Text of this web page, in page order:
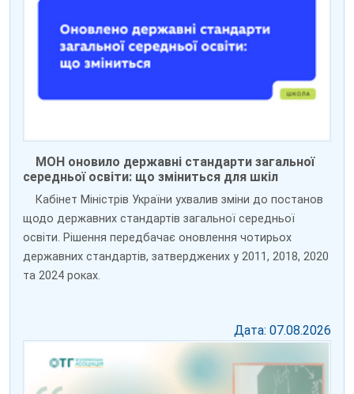
МОН оновило державні стандарти загальної
середньої освіти: що зміниться для шкіл
Кабінет Міністрів України ухвалив зміни до постанов
щодо державних стандартів загальної середньої
освіти. Рішення передбачає оновлення чотирьох
державних стандартів, затверджених у 2011, 2018, 2020
та 2024 роках.
Дата: 07.08.2026